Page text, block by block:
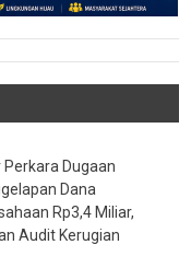
Perkara Dugaan
Dana
Rp3,4 Miliar,
Audit Kerugian